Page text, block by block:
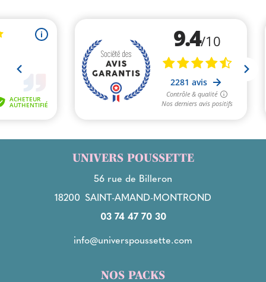
UNIVERS POUSSETTE
56 rue de Billeron
18200 SAINT-AMAND-MONTROND
03 74 47 70 30
info@universpoussette.com
NOS PACKS